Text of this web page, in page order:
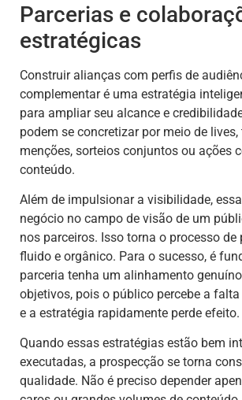
Parcerias e
estratégicas
Construir alianças com perfis de
complementar é uma estratégia
para ampliar seu alcance e
podem se concretizar por meio de lives,
menções, sorteios conjuntos ou ações
conteúdo.
Além de impulsionar a visibilidade,
negócio no campo de visão de um
nos parceiros. Isso torna o processo
fluido e orgânico. Para o sucesso, é
parceria tenha um alinhamento
objetivos, pois o público percebe a
e a estratégia rapidamente perde efeito.
Quando essas estratégias estão bem
executadas, a prospecção se torna
qualidade. Não é preciso depender